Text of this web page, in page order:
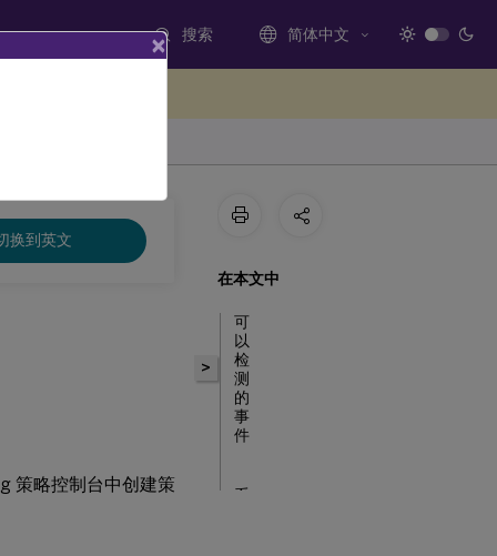
搜索 简体中文
换到英文
策略控制台中创建策
>
在本文中
可
以
检
测
的
事
件
系
×